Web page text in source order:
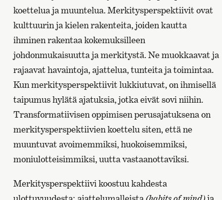
koettelua ja muuntelua. Merkitysperspektiivit ovat
kulttuurin ja kielen rakenteita, joiden kautta
ihminen rakentaa kokemuksilleen
johdonmukaisuutta ja merkitystä. Ne muokkaavat ja
rajaavat havaintoja, ajattelua, tunteita ja toimintaa.
Kun merkitysperspektiivit lukkiutuvat, on ihmisellä
taipumus hylätä ajatuksia, jotka eivät sovi niihin.
Transformatiivisen oppimisen perusajatuksena on
merkitysperspektiivien koettelu siten, että ne
muuntuvat avoimemmiksi, huokoisemmiksi,
moniulotteisimmiksi, uutta vastaanottaviksi.
Merkitysperspektiivi koostuu kahdesta